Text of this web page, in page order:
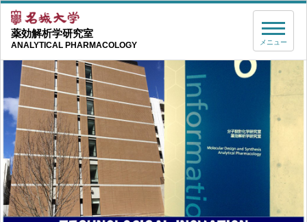
薬効解析学研究室
ANALYTICAL PHARMACOLOGY メニュー